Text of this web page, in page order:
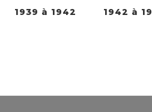
1939 à 1942 1942 à